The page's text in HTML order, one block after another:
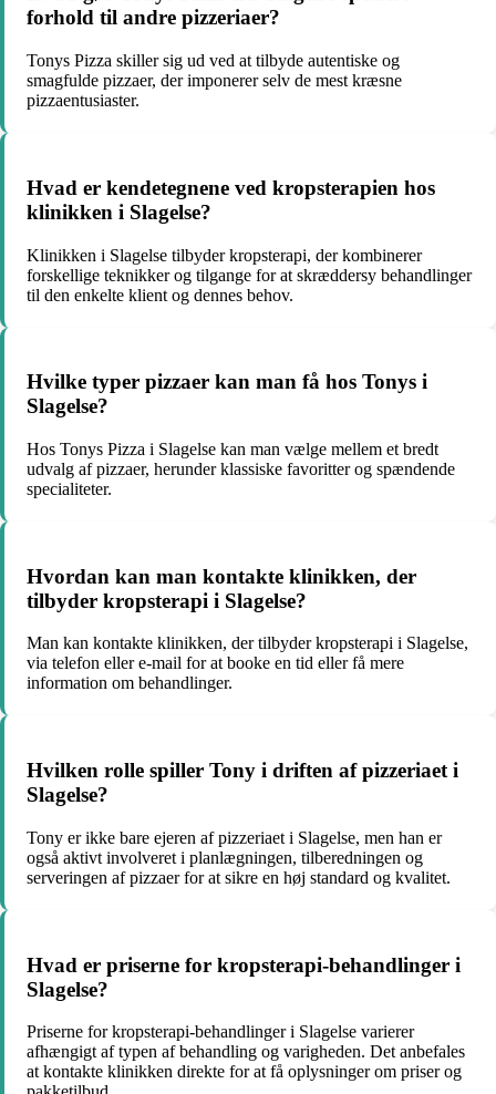
forhold til andre pizzeriaer?
Tonys Pizza skiller sig ud ved at tilbyde autentiske og
smagfulde pizzaer, der imponerer selv de mest kræsne
pizzaentusiaster.
Hvad er kendetegnene ved kropsterapien hos
klinikken i Slagelse?
Klinikken i Slagelse tilbyder kropsterapi, der kombinerer
forskellige teknikker og tilgange for at skræddersy behandlinger
til den enkelte klient og dennes behov.
Hvilke typer pizzaer kan man få hos Tonys i
Slagelse?
Hos Tonys Pizza i Slagelse kan man vælge mellem et bredt
udvalg af pizzaer, herunder klassiske favoritter og spændende
specialiteter.
Hvordan kan man kontakte klinikken, der
tilbyder kropsterapi i Slagelse?
Man kan kontakte klinikken, der tilbyder kropsterapi i Slagelse,
via telefon eller e-mail for at booke en tid eller få mere
information om behandlinger.
Hvilken rolle spiller Tony i driften af pizzeriaet i
Slagelse?
Tony er ikke bare ejeren af pizzeriaet i Slagelse, men han er
også aktivt involveret i planlægningen, tilberedningen og
serveringen af pizzaer for at sikre en høj standard og kvalitet.
Hvad er priserne for kropsterapi-behandlinger i
Slagelse?
Priserne for kropsterapi-behandlinger i Slagelse varierer
afhængigt af typen af behandling og varigheden. Det anbefales
at kontakte klinikken direkte for at få oplysninger om priser og